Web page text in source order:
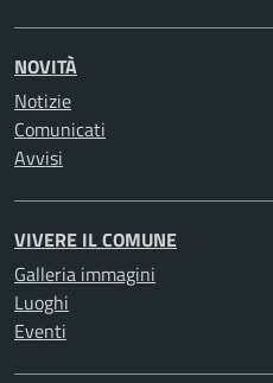
NOVITÀ
Notizie
Comunicati
Avvisi
VIVERE IL COMUNE
Galleria immagini
Luoghi
Eventi